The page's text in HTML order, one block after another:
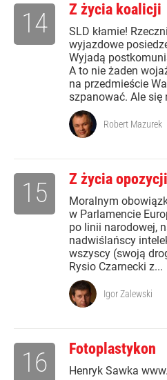
Z życia koalicji
SLD kłamie!
wyjazdowe
Wyjadą
A to nie żaden
na przedmieście
szpanować. Ale się
14
Robert Mazurek
Z życia opozycji
Moralnym
w Parlamencie
po linii narodowej,
nadwiślańscy
wszyscy (swoją
Rysio Czarnecki z...
15
Igor Zalewski
Fotoplastykon
Henryk Sawka
16